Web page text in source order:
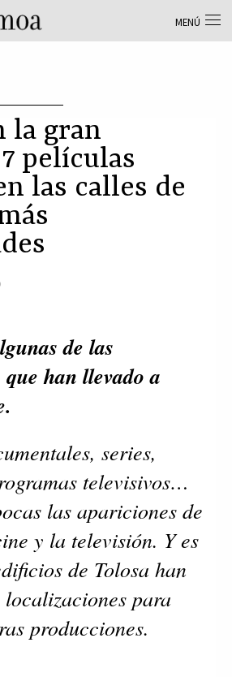
la gran
películas
las calles de
de las
han llevado a
series,
televisivos…
las apariciones de
y la televisión. Y es
de Tolosa han
para
producciones.
MENÚ